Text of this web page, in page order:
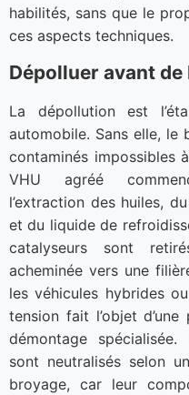
habilités, sans que le
ces aspects techniques.
Dépolluer avant
La dépollution est
automobile. Sans elle, le
contaminés impossibles
VHU agréé
l’extraction des huiles,
et du liquide de
catalyseurs sont
acheminée vers une
les véhicules hybrides
tension fait l’objet
démontage
sont neutralisés selon
broyage, car leur